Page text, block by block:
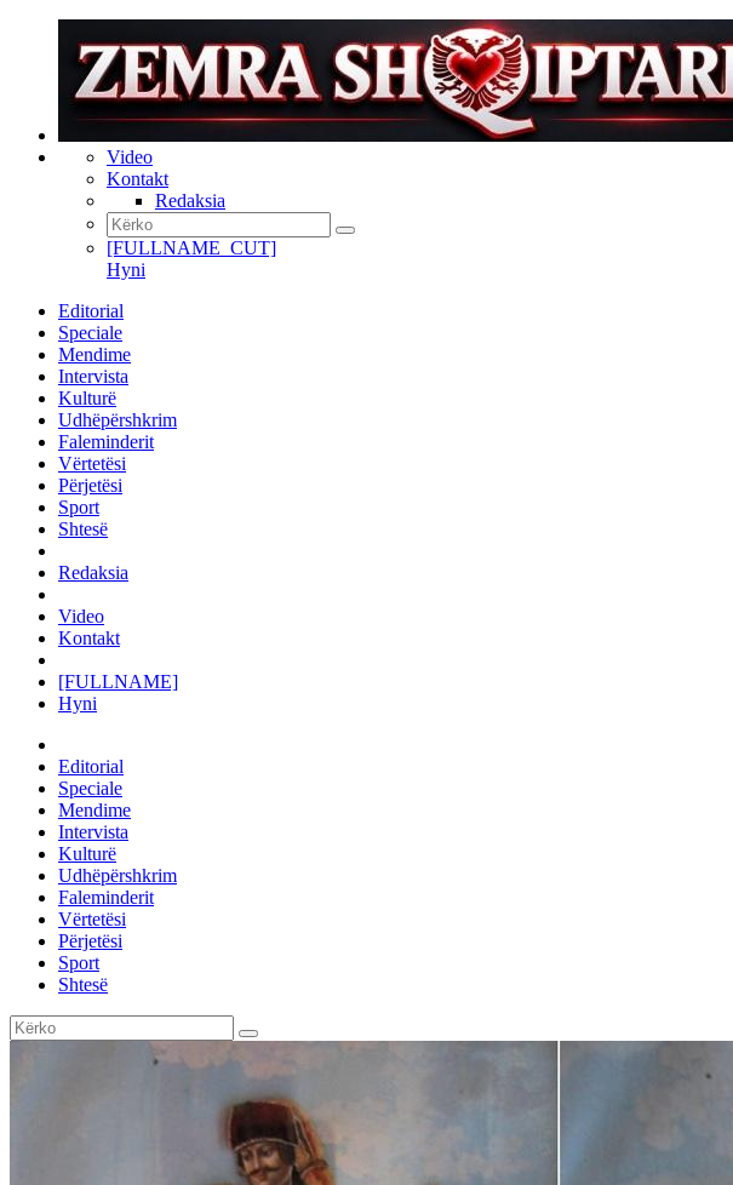
Video
Kontakt
Redaksia
[FULLNAME_CUT]
Hyni
Editorial
Speciale
Mendime
Intervista
Kulturë
Udhëpërshkrim
Faleminderit
Vërtetësi
Përjetësi
Sport
Shtesë
Redaksia
Video
Kontakt
[FULLNAME]
Hyni
Editorial
Speciale
Mendime
Intervista
Kulturë
Udhëpërshkrim
Faleminderit
Vërtetësi
Përjetësi
Sport
Shtesë